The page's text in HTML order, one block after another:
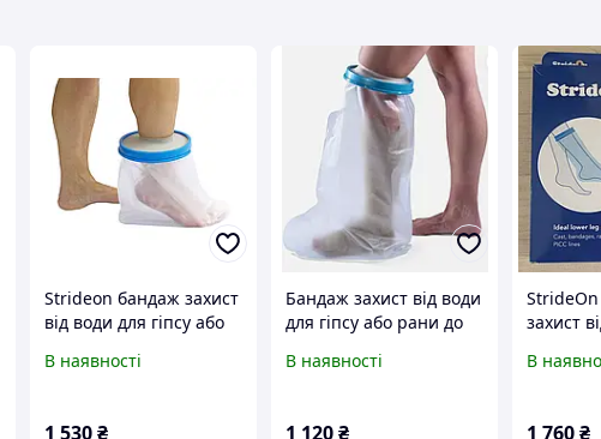
Strideon бандаж захист
від води для гіпсу або
В наявності
1 530₴
Бандаж захист від води
для гіпсу або рани до
В наявності
1 120₴
захист
коліна
В
1 760₴